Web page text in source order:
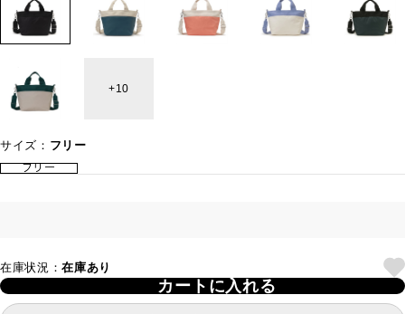
10
サイズ： フリー
フリー
在庫状況：在庫あり
カートに入れる